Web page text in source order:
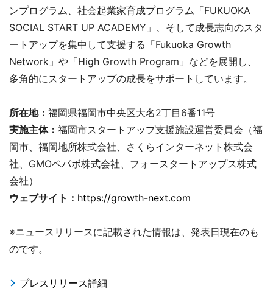
ンプログラム、社会起業家育成プログラム「FUKUOKA
SOCIAL START UP ACADEMY」、そして成長志向のスタ
ートアップを集中して支援する「Fukuoka Growth
Network」や「High Growth Program」などを展開し、
多角的にスタートアップの成長をサポートしています。
所在地： 福岡県福岡市中央区大名2丁目6番11号
実施主体： 福岡市スタートアップ支援施設運営委員会（福
岡市、福岡地所株式会社、さくらインターネット株式会
社、GMOペパボ株式会社、フォースタートアップス株式
会社）
ウェブサイト： https://growth-next.com
※ニュースリリースに記載された情報は、発表日現在のも
のです。
プレスリリース詳細